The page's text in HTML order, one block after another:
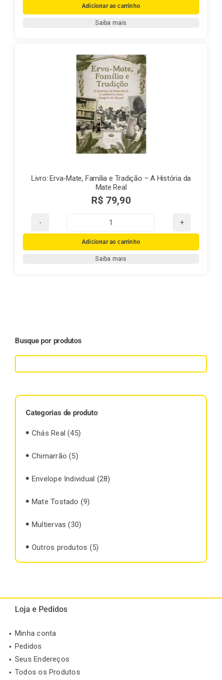
de
Porcelana
quantidade
Adicionar ao carrinho
Saiba mais
Livro: Erva-Mate, Família e Tradição – A História da
Mate Real
R$ 79,90
Livro:
Erva-
Mate,
Adicionar ao carrinho
Saiba mais
Busque por produtos
Categorias de produto
Chás Real (45)
Chimarrão (5)
Envelope Individual (28)
Mate Tostado (9)
Multiervas (30)
Outros produtos (5)
Loja e Pedidos
Minha conta
Pedidos
Seus Endereços
Todos os Produtos